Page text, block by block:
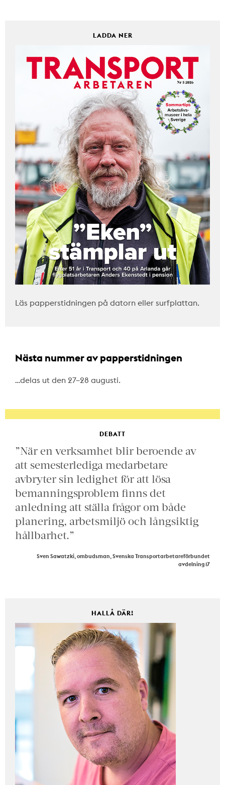
LADDA NER
Läs papperstidningen på datorn eller surfplattan.
Nästa nummer av papperstidningen
…delas ut den 27–28 augusti.
DEBATT
”När en verksamhet blir beroende av
att semesterlediga medarbetare
avbryter sin ledighet för att lösa
bemanningsproblem finns det
anledning att ställa frågor om både
planering, arbetsmiljö och långsiktig
hållbarhet.”
Sven Sawatzki, ombudsman, Svenska Transportarbetareförbundet
avdelning 17
HALLÅ DÄR!